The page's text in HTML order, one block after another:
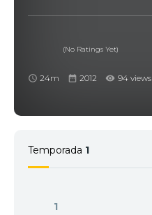
(No Ratings Yet)
24m 2012 94 views
Temporada 1
1